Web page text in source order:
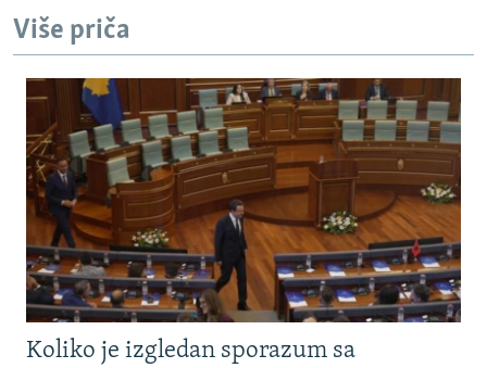
POST SCRIPTUM
MOJA EVROPA
TRI DECENIJE OD RATA U BIH
SVE KARTE DEJTONA
NASTANAK I RASPAD JUGOSLAVIJE
Sve RFE/RL stranice
Više priča
Koliko je izgledan sporazum sa